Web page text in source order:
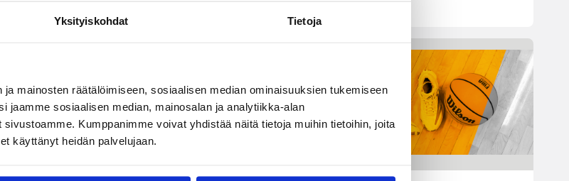
Yksityiskohdat Tietoja
mainosten räätälöimiseen, sosiaalisen median ominaisuuksien tukemiseen
jaamme sosiaalisen median, mainosalan ja analytiikka-alan
Kumppanimme voivat yhdistää näitä tietoja muihin tietoihin, joita
käyttänyt heidän palvelujaan.